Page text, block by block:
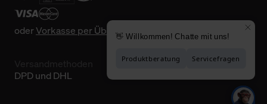
oderVorkasse per Überweisung
DPD und DHL